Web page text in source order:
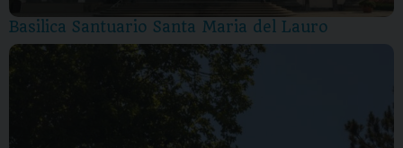
Basilica Santuario Santa Maria del Lauro